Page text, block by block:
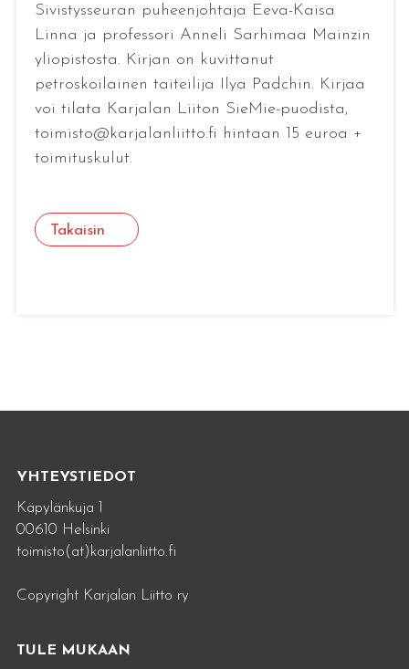
Sivistysseuran puheenjohtaja Eeva-Kaisa
Linna ja professori Anneli Sarhimaa Mainzin
yliopistosta. Kirjan on kuvittanut
petroskoilainen taiteilija Ilya Padchin. Kirjaa
voi tilata Karjalan Liiton SieMie-puodista,
toimisto@karjalanliitto.fi hintaan 15 euroa +
toimituskulut.
Takaisin
YHTEYSTIEDOT
Käpylänkuja 1
00610 Helsinki
toimisto(at)karjalanliitto.fi
Copyright Karjalan Liitto ry
TULE MUKAAN